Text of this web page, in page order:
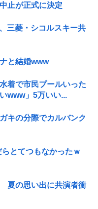
止が正式に決定
三菱・シコルスキー共
と結婚www
着で市民プールいった
www」5万いい...
キの分際でカルバンク
とてつもなかったｗ
夏の思い出に共演者衝